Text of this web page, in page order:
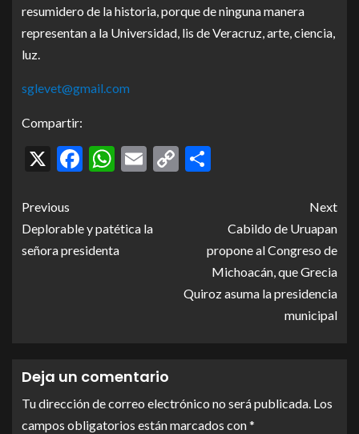
resumidero de la historia, porque de ninguna manera
representan a la Universidad, lis de Veracruz, arte, ciencia,
luz.
sglevet@gmail.com
Compartir:
X Facebook
WhatsApp
Email
Copy
Previous
Deplorable y patética la
señora presidenta
Next
Cabildo de Uruapan
propone al Congreso de
Michoacán, que Grecia
Quiroz asuma la presidencia
municipal
Deja un comentario
Tu dirección de correo electrónico no será publicada. Los
campos obligatorios están marcados con*